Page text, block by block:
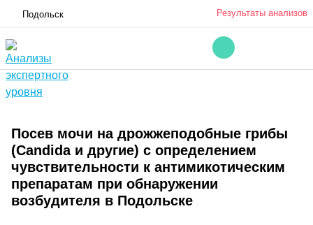
Подольск Результаты анализов
Посев мочи на дрожжеподобные грибы
(Candidа и другие) с определением
чувствительности к антимикотическим
препаратам при обнаружении
возбудителя в Подольске